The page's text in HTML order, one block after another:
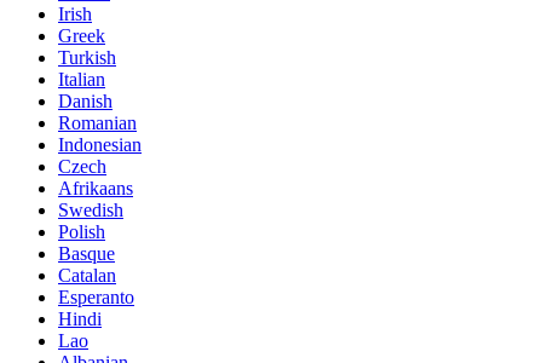
Irish
Greek
Turkish
Italian
Danish
Romanian
Indonesian
Czech
Afrikaans
Swedish
Polish
Basque
Catalan
Esperanto
Hindi
Lao